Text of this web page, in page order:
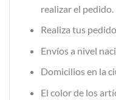
realizar el pedido.
Realiza tus
Envíos a nivel
Domicilios en la
El color de los